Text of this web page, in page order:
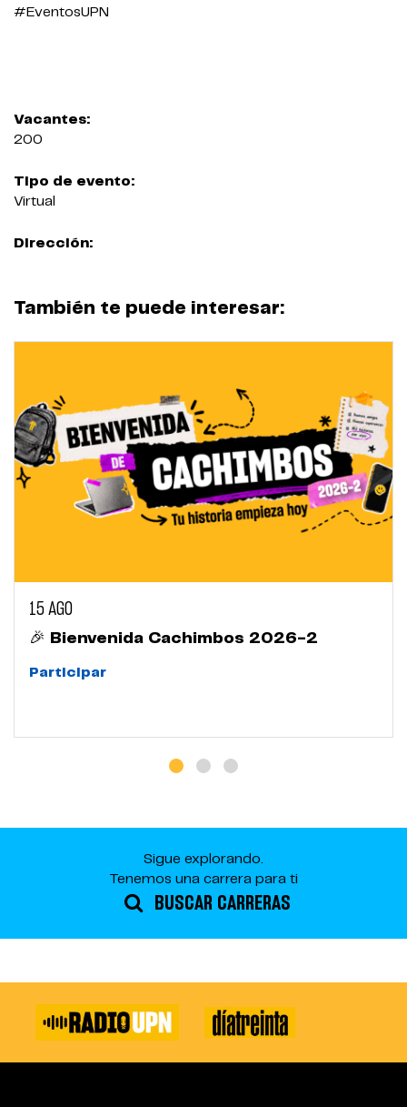
#EventosUPN
Vacantes:
200
Tipo de evento:
Virtual
Dirección:
También te puede interesar:
15 AGO
🎉 Bienvenida Cachimbos 2026-2
Participar
Sigue explorando.
Tenemos una carrera para ti
BUSCAR CARRERAS